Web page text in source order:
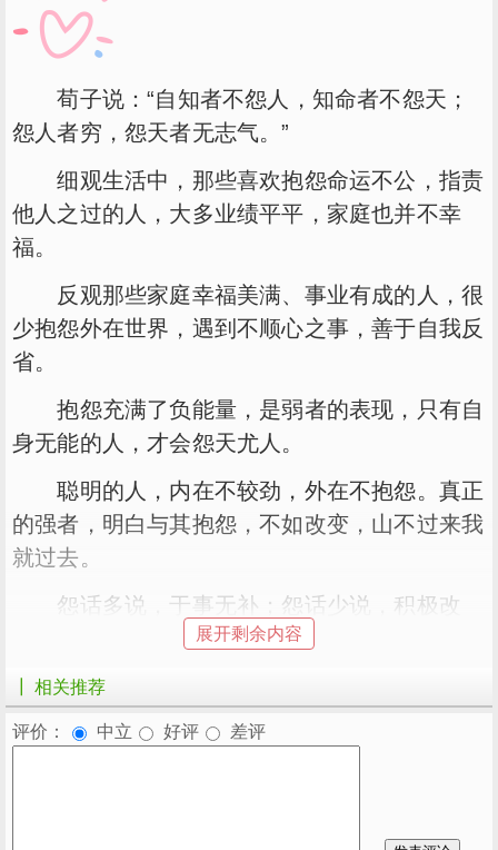
荀子说：“自知者不怨人，知命者不怨天；
怨人者穷，怨天者无志气。”
细观生活中，那些喜欢抱怨命运不公，指责
他人之过的人，大多业绩平平，家庭也并不幸
福。
反观那些家庭幸福美满、事业有成的人，很
少抱怨外在世界，遇到不顺心之事，善于自我反
省。
抱怨充满了负能量，是弱者的表现，只有自
身无能的人，才会怨天尤人。
聪明的人，内在不较劲，外在不抱怨。真正
的强者，明白与其抱怨，不如改变，山不过来我
就过去。
怨话多说，于事无补；怨话少说，积极改
展开剩余内容
┃ 相关推荐
评价： 中立 好评 差评